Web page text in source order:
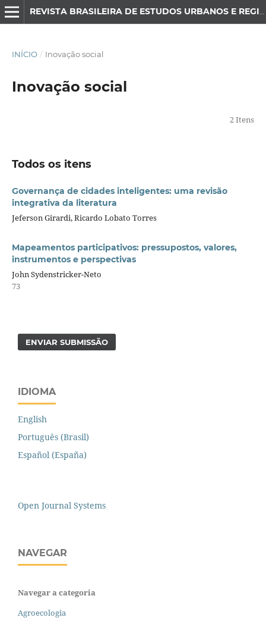
INÍCIO / Inovação social
Inovação social
2 Itens
Todos os itens
Governança de cidades inteligentes: uma revisão
integrativa da literatura
Jeferson Girardi, Ricardo Lobato Torres
Mapeamentos participativos: pressupostos, valores,
instrumentos e perspectivas
John Sydenstricker-Neto
73
ENVIAR SUBMISSÃO
IDIOMA
English
Português (Brasil)
Español (España)
Open Journal Systems
NAVEGAR
Navegar a categoria
Agroecologia